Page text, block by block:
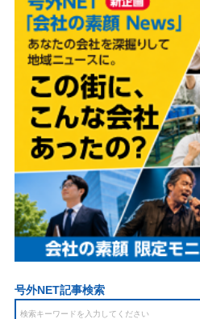
号外NET記事検索